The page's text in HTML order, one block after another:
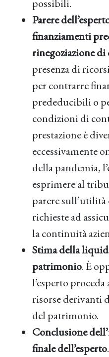
possibili.
Parere
finanziamenti
rinegoziazione
presenza di
per contrarre
prededucibili o
condizioni di
prestazione è
eccessivamente
della pandemia,
esprimere al
parere
richieste ad
la continuità
Stima della
patrimonio. È
l’esperto
risorse derivanti
del patrimonio.
Conclusione
finale dell’esperto